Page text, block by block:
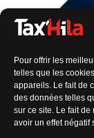
Pour offrir les
telles que les
appareils. Le fait de
des données telles
sur ce site. Le fait
avoir un effet négatif